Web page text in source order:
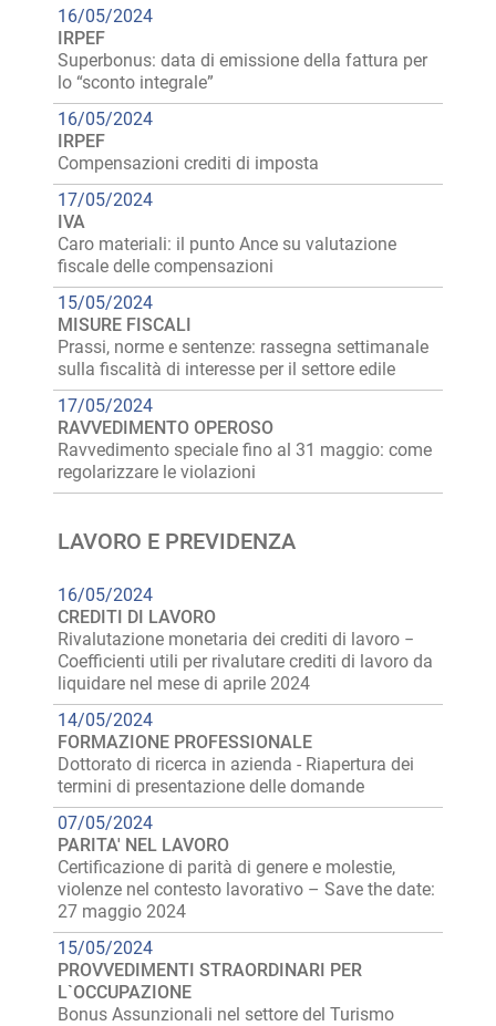
16/05/2024
IRPEF
Superbonus: data di emissione della fattura per
lo “sconto integrale”
16/05/2024
IRPEF
Compensazioni crediti di imposta
17/05/2024
IVA
Caro materiali: il punto Ance su valutazione
fiscale delle compensazioni
15/05/2024
MISURE FISCALI
Prassi, norme e sentenze: rassegna settimanale
sulla fiscalità di interesse per il settore edile
17/05/2024
RAVVEDIMENTO OPEROSO
Ravvedimento speciale fino al 31 maggio: come
regolarizzare le violazioni
LAVORO E PREVIDENZA
16/05/2024
CREDITI DI LAVORO
Rivalutazione monetaria dei crediti di lavoro −
Coefficienti utili per rivalutare crediti di lavoro da
liquidare nel mese di aprile 2024
14/05/2024
FORMAZIONE PROFESSIONALE
Dottorato di ricerca in azienda - Riapertura dei
termini di presentazione delle domande
07/05/2024
PARITA' NEL LAVORO
Certificazione di parità di genere e molestie,
violenze nel contesto lavorativo – Save the date:
27 maggio 2024
15/05/2024
PROVVEDIMENTI STRAORDINARI PER
L`OCCUPAZIONE
Bonus Assunzionali nel settore del Turismo